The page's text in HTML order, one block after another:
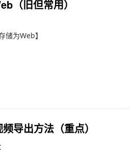
（旧但常用）
储为Web】
导出方法（重点）